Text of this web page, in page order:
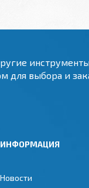
для выбора и
ИНФОРМАЦИЯ
Новости